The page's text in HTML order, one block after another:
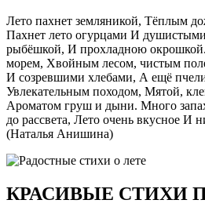
Лето пахнет земляникой, Тёплым
Пахнет лето огурцами И
рыбёшкой, И прохладною
морем, Хвойным лесом, чистым
И созревшими хлебами, А ещё
Увлекательным походом, Мятой,
Ароматом груш и дыни. Много
до рассвета, Лето очень вкусное И
(Наталья Анишина)
КРАСИВЫЕ СТИХИ